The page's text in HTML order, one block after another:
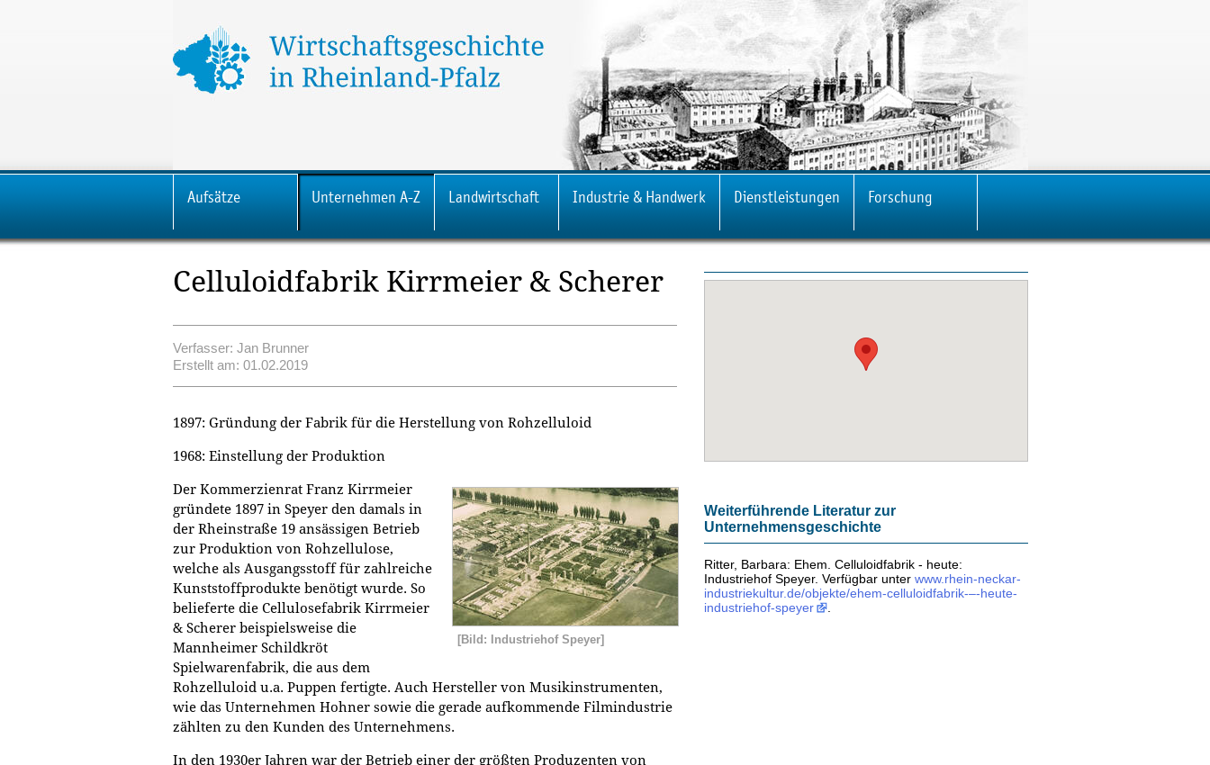
Aufsätze Unternehmen A-Z Landwirtschaft Industrie & Handwerk Dienstleistungen Forschung
Celluloidfabrik Kirrmeier & Scherer
Verfasser: Jan Brunner
Erstellt am: 01.02.2019
1897: Gründung der Fabrik für die Herstellung von Rohzelluloid
1968: Einstellung der Produktion
[Bild: Industriehof Speyer]
Der Kommerzienrat Franz Kirrmeier
gründete 1897 in Speyer den damals in
der Rheinstraße 19 ansässigen Betrieb
zur Produktion von Rohzellulose,
welche als Ausgangsstoff für zahlreiche
Kunststoffprodukte benötigt wurde. So
belieferte die Cellulosefabrik Kirrmeier
& Scherer beispielsweise die
Mannheimer Schildkröt
Spielwarenfabrik, die aus dem
Rohzelluloid u.a. Puppen fertigte. Auch Hersteller von Musikinstrumenten,
wie das Unternehmen Hohner sowie die gerade aufkommende Filmindustrie
zählten zu den Kunden des Unternehmens.
In den 1930er Jahren war der Betrieb einer der größten Produzenten von
Weiterführende Literatur zur
Unternehmensgeschichte
Ritter, Barbara: Ehem. Celluloidfabrik - heute:
Industriehof Speyer. Verfügbar unterwww.rhein-neckar-
industriekultur.de/objekte/ehem-celluloidfabrik-–-heute-
industriehof-speyer